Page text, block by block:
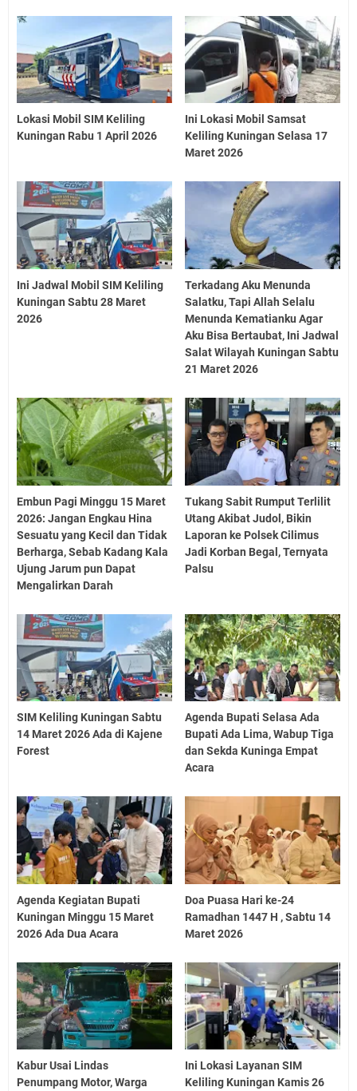
Lokasi Mobil SIM Keliling
Kuningan Rabu 1 April 2026
Ini Lokasi Mobil Samsat
Keliling Kuningan Selasa 17
Maret 2026
Ini Jadwal Mobil SIM Keliling
Kuningan Sabtu 28 Maret
2026
Terkadang Aku Menunda
Salatku, Tapi Allah Selalu
Menunda Kematianku Agar
Aku Bisa Bertaubat, Ini Jadwal
Salat Wilayah Kuningan Sabtu
21 Maret 2026
Embun Pagi Minggu 15 Maret
2026: Jangan Engkau Hina
Sesuatu yang Kecil dan Tidak
Berharga, Sebab Kadang Kala
Ujung Jarum pun Dapat
Mengalirkan Darah
Tukang Sabit Rumput Terlilit
Utang Akibat Judol, Bikin
Laporan ke Polsek Cilimus
Jadi Korban Begal, Ternyata
Palsu
SIM Keliling Kuningan Sabtu
14 Maret 2026 Ada di Kajene
Forest
Agenda Bupati Selasa Ada
Bupati Ada Lima, Wabup Tiga
dan Sekda Kuninga Empat
Acara
Agenda Kegiatan Bupati
Kuningan Minggu 15 Maret
2026 Ada Dua Acara
Doa Puasa Hari ke-24
Ramadhan 1447 H , Sabtu 14
Maret 2026
Kabur Usai Lindas
Penumpang Motor, Warga
Ini Lokasi Layanan SIM
Keliling Kuningan Kamis 26